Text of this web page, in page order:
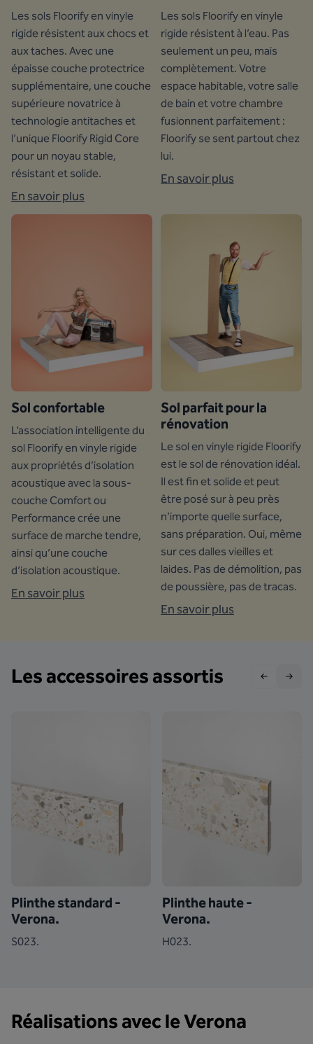
Les sols Floorify en vinyle
rigide résistent aux chocs et
aux taches. Avec une
épaisse couche protectrice
supplémentaire, une couche
supérieure novatrice à
technologie antitaches et
l’unique Floorify Rigid Core
pour un noyau stable,
résistant et solide.
En savoir plus
Les sols Floorify en vinyle
rigide résistent à l’eau. Pas
seulement un peu, mais
complètement. Votre
espace habitable, votre salle
de bain et votre chambre
fusionnent parfaitement :
Floorify se sent partout chez
lui.
En savoir plus
Sol confortable
L’association intelligente du
sol Floorify en vinyle rigide
aux propriétés d’isolation
acoustique avec la sous-
couche Comfort ou
Performance crée une
surface de marche tendre,
ainsi qu’une couche
d’isolation acoustique.
En savoir plus
Sol parfait pour la
rénovation
Le sol en vinyle rigide Floorify
est le sol de rénovation idéal.
Il est fin et solide et peut
être posé sur à peu près
n’importe quelle surface,
sans préparation. Oui, même
sur ces dalles vieilles et
laides. Pas de démolition, pas
de poussière, pas de tracas.
En savoir plus
Les accessoires assortis
Plinthe standard -
Verona.
S023.
Plinthe haute -
Verona.
H023.
Réalisations avec le Verona